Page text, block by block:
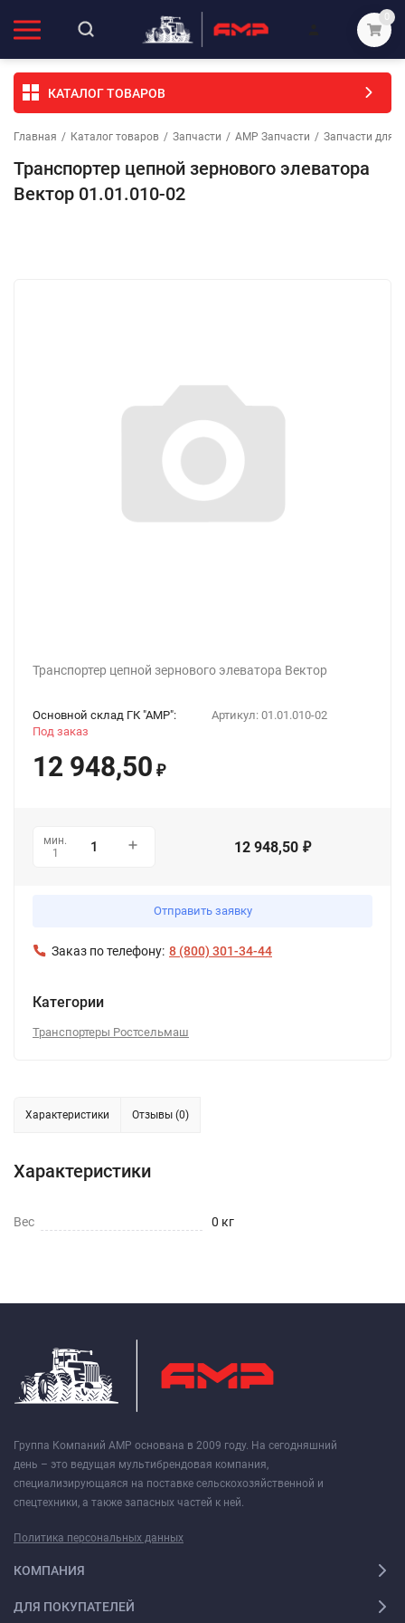
0
КАТАЛОГ ТОВАРОВ
Главная / Каталог товаров / Запчасти / АМР Запчасти / Запчасти для
Транспортер цепной зернового элеватора
Вектор 01.01.010-02
Транспортер цепной зернового элеватора Вектор
Артикул: 01.01.010-02
Основной склад ГК "АМР":
Под заказ
12 948,50 ₽
мин.
1
12 948,50 ₽
Отправить заявку
Заказ по телефону: 8 (800) 301-34-44
Категории
Транспортеры Ростсельмаш
Характеристики Отзывы (0)
Характеристики
Вес 0 кг
Группа Компаний АМР основана в 2009 году. На сегодняшний
день – это ведущая мультибрендовая компания,
специализирующаяся на поставке сельскохозяйственной и
спецтехники, а также запасных частей к ней.
Политика персональных данных
КОМПАНИЯ
ДЛЯ ПОКУПАТЕЛЕЙ